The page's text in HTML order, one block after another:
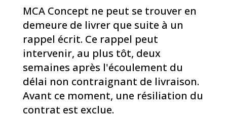
MCA Concept ne peut se trouver en
demeure de livrer que suite à un
rappel écrit. Ce rappel peut
intervenir, au plus tôt, deux
semaines après l'écoulement du
délai non contraignant de livraison.
Avant ce moment, une résiliation du
contrat est exclue.